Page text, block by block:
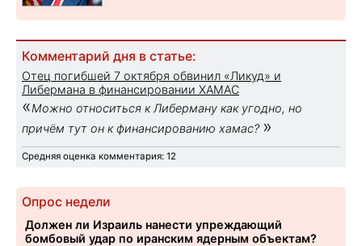
Комментарий дня в статье:
Отец погибшей 7 октября обвинил «Ликуд» и
Либермана в финансировании ХАМАС
«Можно относиться к Либерману как угодно, но
причём тут он к финансированию хамас? »
Средняя оценка комментария: 12
Опрос недели
Должен ли Израиль нанести упреждающий
бомбовый удар по иранским ядерным объектам?